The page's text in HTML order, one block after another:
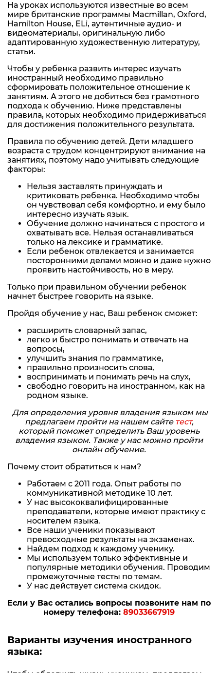
На уроках используются известные во всем
мире британские программы Macmillan, Oxford,
Hamilton House, ELi, аутентичные аудио- и
видеоматериалы, оригинальную либо
адаптированную художественную литературу,
статьи.
Чтобы у ребенка развить интерес изучать
иностранный необходимо правильно
сформировать положительное отношение к
занятиям. А этого не добиться без грамотного
подхода к обучению. Ниже представлены
правила, которых необходимо придерживаться
для достижения положительного результата.
Правила по обучению детей. Дети младшего
возраста с трудом концентрируют внимание на
занятиях, поэтому надо учитывать следующие
факторы:
Нельзя заставлять принуждать и
критиковать ребенка. Необходимо чтобы
он чувствовал себя комфортно, и ему было
интересно изучать язык.
Обучение должно начинаться с простого и
охватывать все. Нельзя останавливаться
только на лексике и грамматике.
Если ребенок отвлекается и занимается
посторонними делами можно и даже нужно
проявить настойчивость, но в меру.
Только при правильном обучении ребенок
начнет быстрее говорить на языке.
Пройдя обучение у нас, Ваш ребенок сможет:
расширить словарный запас,
легко и быстро понимать и отвечать на
вопросы,
улучшить знания по грамматике,
правильно произносить слова,
воспринимать и понимать речь на слух,
свободно говорить на иностранном, как на
родном языке.
Для определения уровня владения языком мы
предлагаем пройти на нашем сайте тест,
который поможет определить Ваш уровень
владения языком. Также у нас можно пройти
онлайн обучение.
Почему стоит обратиться к нам?
Работаем с 2011 года. Опыт работы по
коммуникативной методике 10 лет.
У нас высококвалифицированные
преподаватели, которые имеют практику с
носителем языка.
Все наши ученики показывают
превосходные результаты на экзаменах.
Найдем подход к каждому ученику.
Мы используем только эффективные и
популярные методики обучения. Проводим
промежуточные тесты по темам.
У нас действует система скидок.
Если у Вас остались вопросы позвоните нам по
номеру телефона: 89033667919
Варианты изучения иностранного
языка: